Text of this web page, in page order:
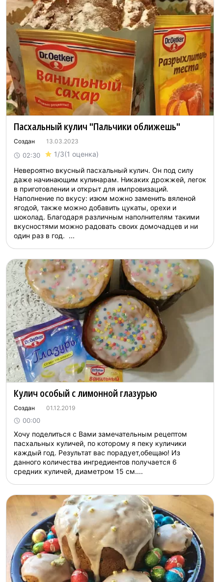
Пасхальный кулич "Пальчики оближешь"
Создан 13.03.2023
02:30 1/3(1 оценка)
Невероятно вкусный пасхальный кулич. Он под силу
даже начинающим кулинарам. Никаких дрожжей, легок
в приготовлении и открыт для импровизаций.
Наполнение по вкусу: изюм можно заменить вяленой
ягодой, также можно добавить цукаты, орехи и
шоколад. Благодаря различным наполнителям такими
вкусностями можно радовать своих домочадцев и ни
один раз в год. ...
Кулич особый с лимонной глазурью
Создан 01.12.2019
00:00
Хочу поделиться с Вами замечательным рецептом
пасхальных куличей, по которому я пеку куличики
каждый год. Результат вас порадует,обещаю! Из
данного количества ингредиентов получается 6
средних куличей, диаметром 15 см....